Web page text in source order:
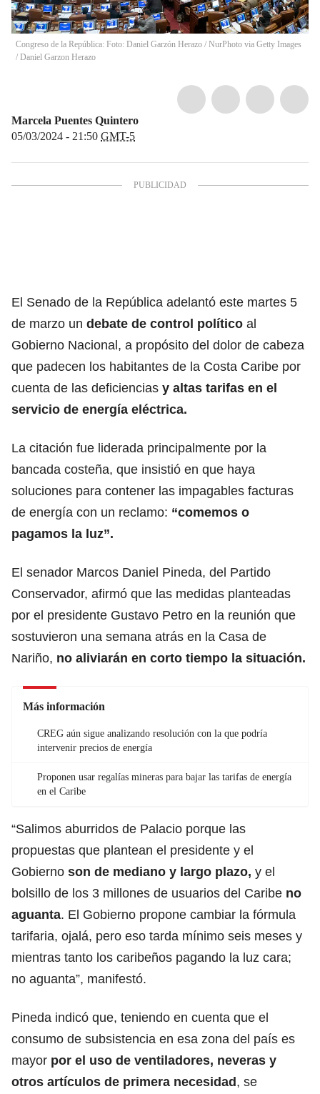
Congreso de la República: Foto: Daniel Garzón Herazo / NurPhoto via Getty Images
/ Daniel Garzon Herazo
Marcela Puentes Quintero
05/03/2024 - 21:50 GMT-5
El Senado de la República adelantó este martes 5
de marzo un debate de control político al
Gobierno Nacional, a propósito del dolor de cabeza
que padecen los habitantes de la Costa Caribe por
cuenta de las deficiencias y altas tarifas en el
servicio de energía eléctrica.
La citación fue liderada principalmente por la
bancada costeña, que insistió en que haya
soluciones para contener las impagables facturas
de energía con un reclamo: “comemos o
pagamos la luz”.
El senador Marcos Daniel Pineda, del Partido
Conservador, afirmó que las medidas planteadas
por el presidente Gustavo Petro en la reunión que
sostuvieron una semana atrás en la Casa de
Nariño, no aliviarán en corto tiempo la situación.
Más información
CREG aún sigue analizando resolución con la que podría
intervenir precios de energía
Proponen usar regalías mineras para bajar las tarifas de energía
en el Caribe
“Salimos aburridos de Palacio porque las
propuestas que plantean el presidente y el
Gobierno son de mediano y largo plazo, y el
bolsillo de los 3 millones de usuarios del Caribe no
aguanta. El Gobierno propone cambiar la fórmula
tarifaria, ojalá, pero eso tarda mínimo seis meses y
mientras tanto los caribeños pagando la luz cara;
no aguanta”, manifestó.
Pineda indicó que, teniendo en cuenta que el
consumo de subsistencia en esa zona del país es
mayor por el uso de ventiladores, neveras y
otros artículos de primera necesidad, se